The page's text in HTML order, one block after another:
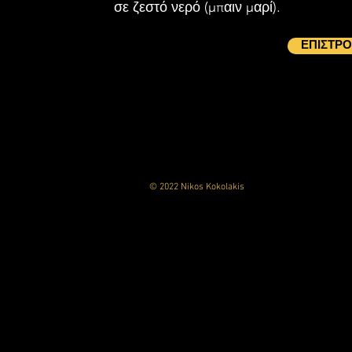
σε ζεστό νερό (μπαιν μαρί).
© 2022 Nikos Kokolakis